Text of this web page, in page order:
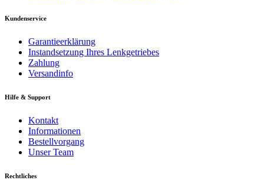
Kundenservice
Garantieerklärung
Instandsetzung Ihres Lenkgetriebes
Zahlung
Versandinfo
Hilfe & Support
Kontakt
Informationen
Bestellvorgang
Unser Team
Rechtliches